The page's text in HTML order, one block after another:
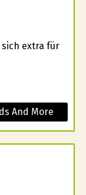
sich extra für
And More